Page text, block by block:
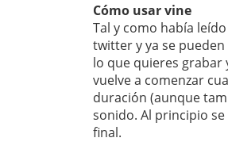
Cómo usar vine
Tal y como había
twitter y ya se
lo que quieres grabar
vuelve a comenzar
duración (aunque
sonido. Al principio
final.